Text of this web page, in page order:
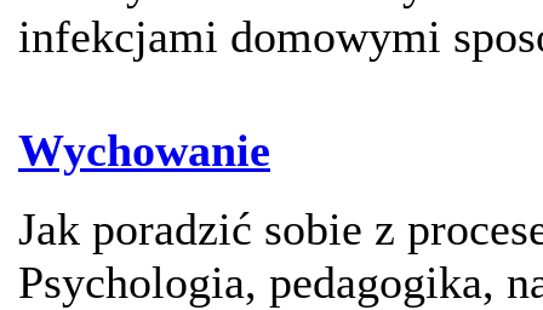
infekcjami domowymi
Wychowanie
Jak poradzić sobie z
Psychologia, pedagogika,